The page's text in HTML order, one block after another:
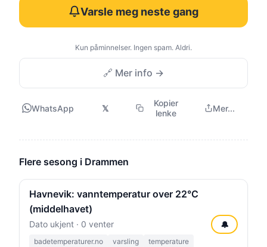
Varsle meg neste gang
Kun påminnelser. Ingen spam. Aldri.
🔗 Mer info →
WhatsApp 𝕏
Kopier
lenke
Mer...
Flere sesong i Drammen
Havnevik: vanntemperatur over 22°C
(middelhavet)
Dato ukjent · 0 venter
badetemperaturer.no varsling
temperature
🔔